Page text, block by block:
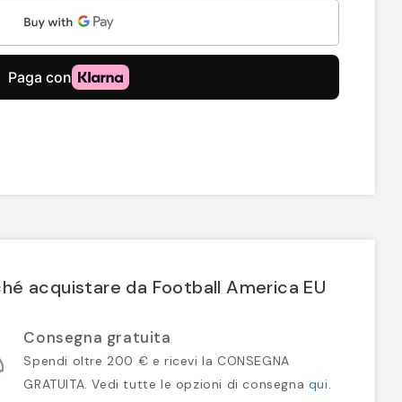
acquistare da Football America EU
Consegna gratuita
Spendi oltre 200 € e ricevi la CONSEGNA
GRATUITA. Vedi tutte le opzioni di consegna qui.